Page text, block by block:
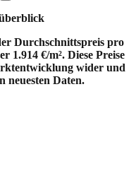
Durchschnittspreis pro
1.914 €/m². Diese Preise
wider und
neuesten Daten.